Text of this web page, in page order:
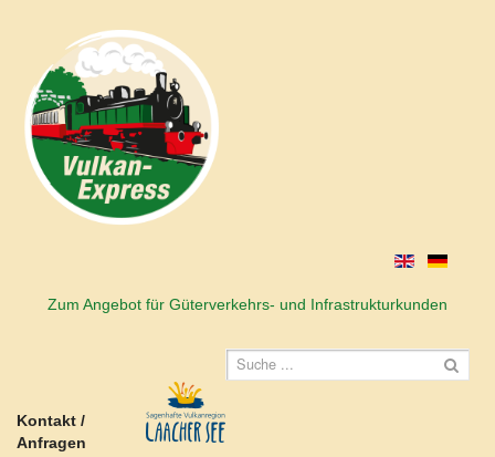
Zum Angebot für Güterverkehrs- und Infrastrukturkunden
Kontakt /
Anfragen